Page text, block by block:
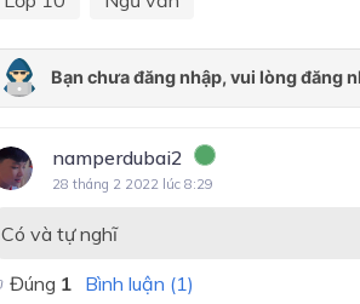
namperdubai2
28 tháng 2 2022 lúc 8:29
Có và tự nghĩ
Đúng 1 Bình luận (1)